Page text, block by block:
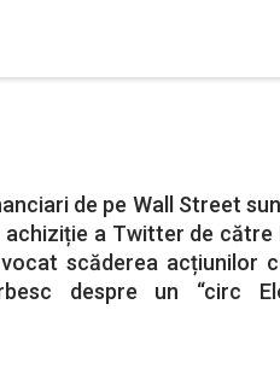
de pe Wall Street
a Twitter de către
scăderea acțiunilor
despre un “circ